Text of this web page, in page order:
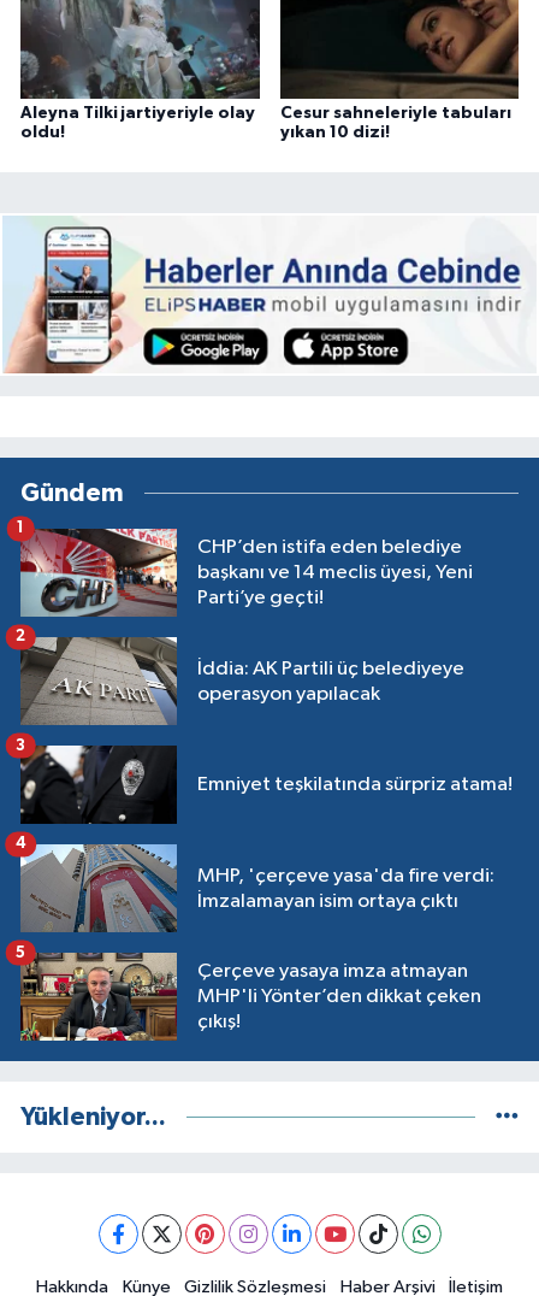
Aleyna Tilki jartiyeriyle olay
oldu!
Cesur sahneleriyle tabuları
yıkan 10 dizi!
Gündem
CHP’den istifa eden belediye
başkanı ve 14 meclis üyesi, Yeni
Parti’ye geçti!
1
İddia: AK Partili üç belediyeye
operasyon yapılacak
2
Emniyet teşkilatında sürpriz atama!
3
MHP, 'çerçeve yasa'da fire verdi:
İmzalamayan isim ortaya çıktı
4
Çerçeve yasaya imza atmayan
MHP'li Yönter’den dikkat çeken
çıkış!
5
Yükleniyor...
Hakkında Künye Gizlilik Sözleşmesi Haber Arşivi İletişim